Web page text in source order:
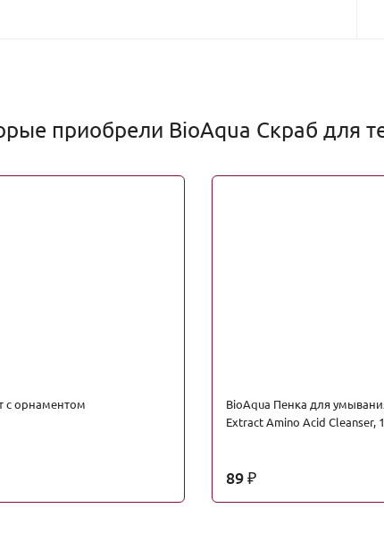
приобрели BioAqua Скраб для
с орнаментом
BioAqua Пенка для
Extract Amino Acid Cleanser,
89 ₽